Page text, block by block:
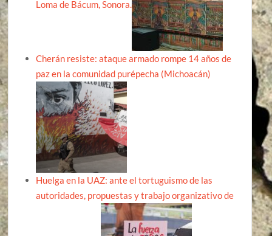
Loma de Bácum, Sonora.
Cherán resiste: ataque armado rompe 14 años de
paz en la comunidad purépecha (Michoacán)
Huelga en la UAZ: ante el tortuguismo de las
autoridades, propuestas y trabajo organizativo de